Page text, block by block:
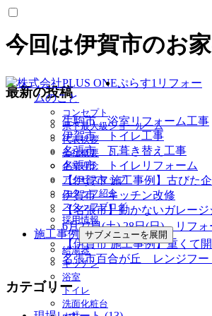
今回は伊賀市のお
ぷらす1リフォー
ムのこと
コンセプト
県下最大級ショールーム
代表挨拶
会社概要
企業理念
アクセスマップ
スタッフ紹介
スタッフブログ
採用情報
施工事例 サブメニューを展開
給湯器
キッチン
浴室
トイレ
洗面化粧台
最新の投稿
生駒市 浴室リフォーム工事
伊賀市 トイレ工事
名張市 瓦葺き替え工事
名張市 トイレリフォーム
【伊賀市 施工事例】古びた
伊賀市 キッチン改修
【名張市】動かないガレー
6月27日(土) 28日(日) リフォ
【伊賀市 施工事例】重くて
名張市百合が丘 レンジフー
カテゴリー